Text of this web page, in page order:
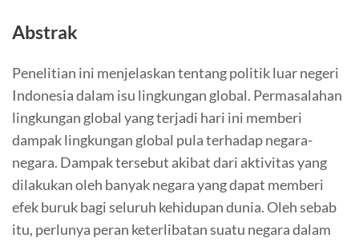
Abstrak
Penelitian ini menjelaskan tentang politik luar negeri
Indonesia dalam isu lingkungan global. Permasalahan
lingkungan global yang terjadi hari ini memberi
dampak lingkungan global pula terhadap negara-
negara. Dampak tersebut akibat dari aktivitas yang
dilakukan oleh banyak negara yang dapat memberi
efek buruk bagi seluruh kehidupan dunia. Oleh sebab
itu, perlunya peran keterlibatan suatu negara dalam